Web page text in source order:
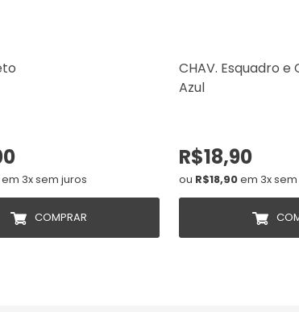
em 3x sem juros
COMPRAR
CHAV. Esquadro
Azul
R$18,90
ou R$18,90em 3x